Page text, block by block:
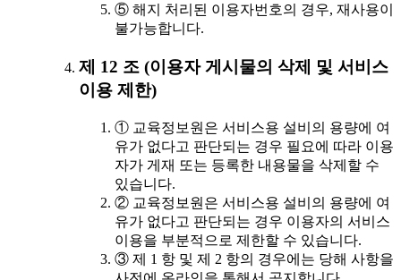
⑤ 해지 처리된 이용자번호의 경우, 재사용이
불가능합니다.
제 12 조 (이용자 게시물의 삭제 및 서비스
이용 제한)
① 교육정보원은 서비스용 설비의 용량에 여
유가 없다고 판단되는 경우 필요에 따라 이용
자가 게재 또는 등록한 내용물을 삭제할 수
있습니다.
② 교육정보원은 서비스용 설비의 용량에 여
유가 없다고 판단되는 경우 이용자의 서비스
이용을 부분적으로 제한할 수 있습니다.
③ 제 1 항 및 제 2 항의 경우에는 당해 사항을